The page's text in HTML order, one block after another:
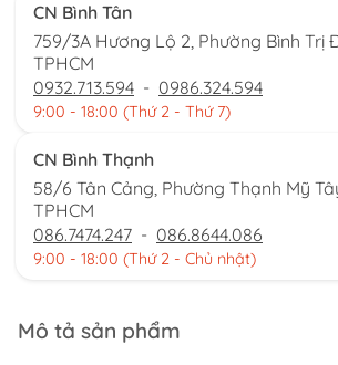
CN Bình Tân
759/3A Hương Lộ 2, Phường Bình Trị
TPHCM
0932.713.594 - 0986.324.594
9:00 - 18:00 (Thứ 2 - Thứ 7)
CN Bình Thạnh
58/6 Tân Cảng, Phường Thạnh Mỹ
TPHCM
086.7474.247 - 086.8644.086
9:00 - 18:00 (Thứ 2 - Chủ nhật)
Mô tả sản phẩm